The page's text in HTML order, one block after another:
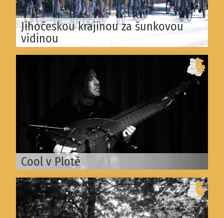
Jihočeskou krajinou za šunkovou
vidinou
Cool v Plotě